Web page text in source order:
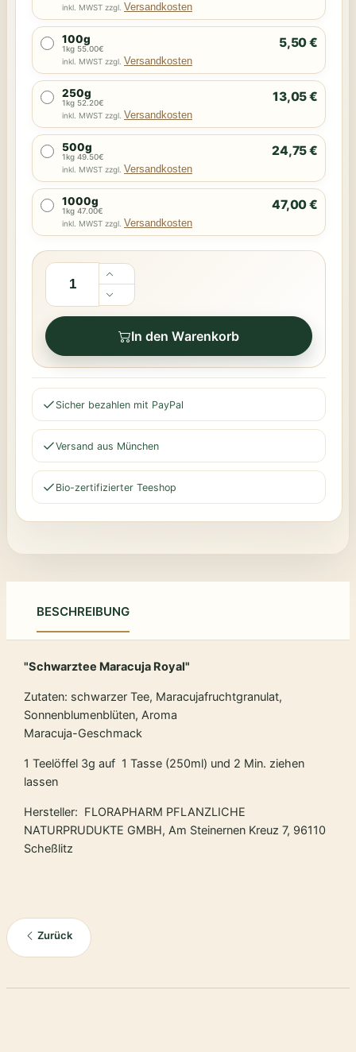
inkl. MWST zzgl. Versandkosten
100g
1kg 55.00€ 5,50 €
inkl. MWST zzgl. Versandkosten
250g
1kg 52.20€ 13,05 €
inkl. MWST zzgl. Versandkosten
500g
1kg 49.50€ 24,75 €
inkl. MWST zzgl. Versandkosten
1000g
1kg 47.00€ 47,00 €
inkl. MWST zzgl. Versandkosten
In den Warenkorb
Sicher bezahlen mit PayPal
Versand aus München
Bio-zertifizierter Teeshop
BESCHREIBUNG
"Schwarztee Maracuja Royal"
Zutaten: schwarzer Tee, Maracujafruchtgranulat,
Sonnenblumenblüten, Aroma
Maracuja-Geschmack
1 Teelöffel 3g auf 1 Tasse (250ml) und 2 Min. ziehen
lassen
Hersteller: FLORAPHARM PFLANZLICHE
NATURPRUDUKTE GMBH, Am Steinernen Kreuz 7, 96110
Scheßlitz
Zurück